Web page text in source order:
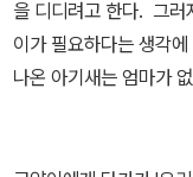
을 디디려고 한다. 그러
이가 필요하다는 생각
나온 아기새는 엄마가